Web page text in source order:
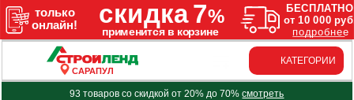
САРАПУЛ
КАТЕГОРИИ
93 товаров со скидкой от 20% до 70%смотреть